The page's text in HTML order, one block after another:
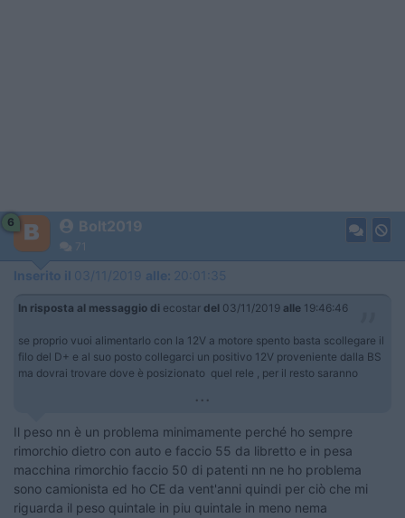
6 Bolt2019
71
Inserito il 03/11/2019 alle: 20:01:35
In risposta al messaggio di ecostar del 03/11/2019 alle 19:46:46
se proprio vuoi alimentarlo con la 12V a motore spento basta scollegare il
filo del D+ e al suo posto collegarci un positivo 12V proveniente dalla BS
ma dovrai trovare dove è posizionato quel rele , per il resto saranno
...
Il peso nn è un problema minimamente perché ho sempre
rimorchio dietro con auto e faccio 55 da libretto e in pesa
macchina rimorchio faccio 50 di patenti nn ne ho problema
sono camionista ed ho CE da vent'anni quindi per ciò che mi
riguarda il peso quintale in piu quintale in meno nema